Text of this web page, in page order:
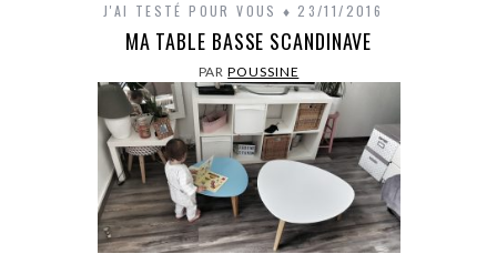
J'AI TESTÉ POUR VOUS 23/11/2016
MA TABLE BASSE SCANDINAVE
PARPOUSSINE